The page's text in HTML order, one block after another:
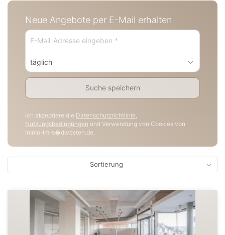
Neue Angebote per E-Mail erhalten
täglich
Suche speichern
Ich akzeptiere die Datenschutzrichtlinie,
Nutzungsbedingungen und Verwendung von Cookies von
immo-im-s�dwesten.de.
Sortierung